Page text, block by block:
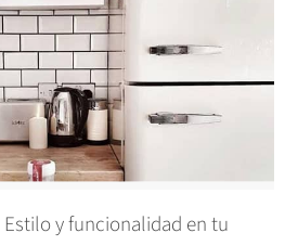
Estilo y funcionalidad en tu